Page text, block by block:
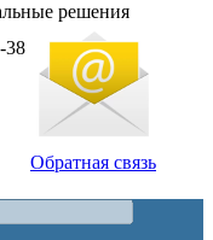
решения
38
Обратная связь